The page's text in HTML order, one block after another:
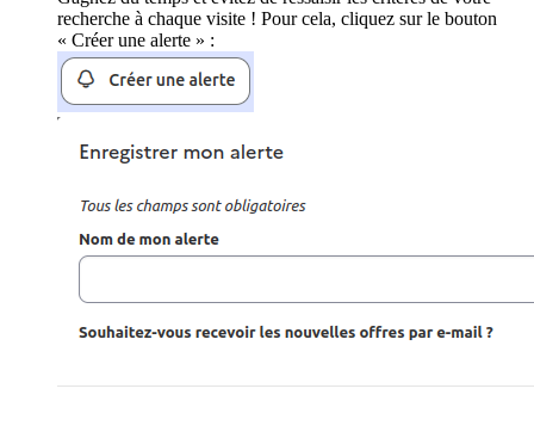
recherche à chaque visite ! Pour cela, cliquez sur le bouton
« Créer une alerte » :